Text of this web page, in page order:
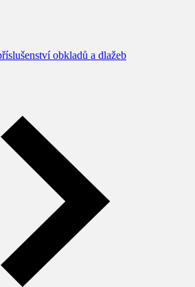
obkladů a dlažeb